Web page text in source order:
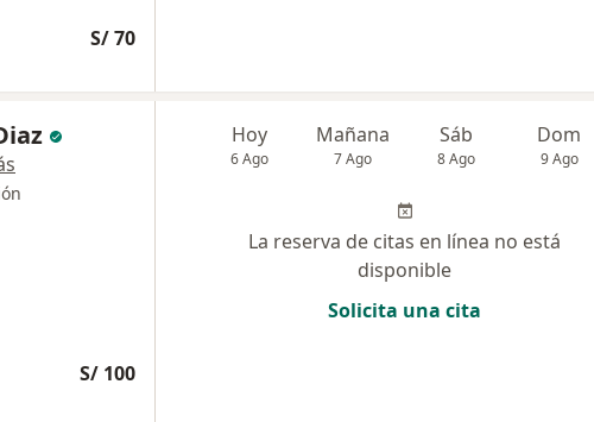
S/ 70
S/ 100
Hoy
6 Ago
Mañana
7 Ago
Sáb
8 Ago
Dom
9 Ago
La reserva de citas en línea no está
disponible
Solicita una cita